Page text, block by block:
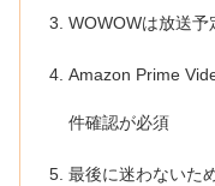
WOWOWは放送予
Amazon Prime
件確認が必須
最後に迷わないた